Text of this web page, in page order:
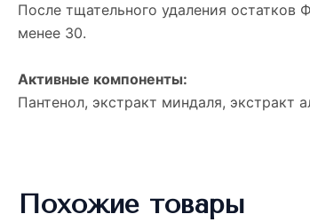
После тщательного удаления
менее 30.
Активные компоненты:
Пантенол, экстракт миндаля, экстракт
Похожие товары